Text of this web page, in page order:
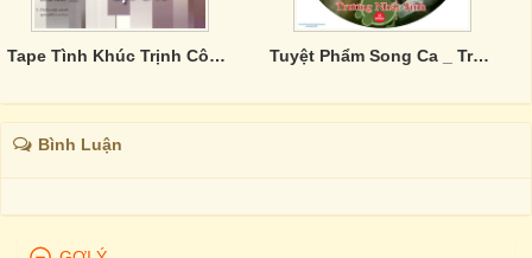
Tape Tình Khúc Trịnh Công Sơn - Tạ Ơn Tuyệt Phẩm Song Ca _ Trương Nhất Sinh & Quế Như
Bình Luận